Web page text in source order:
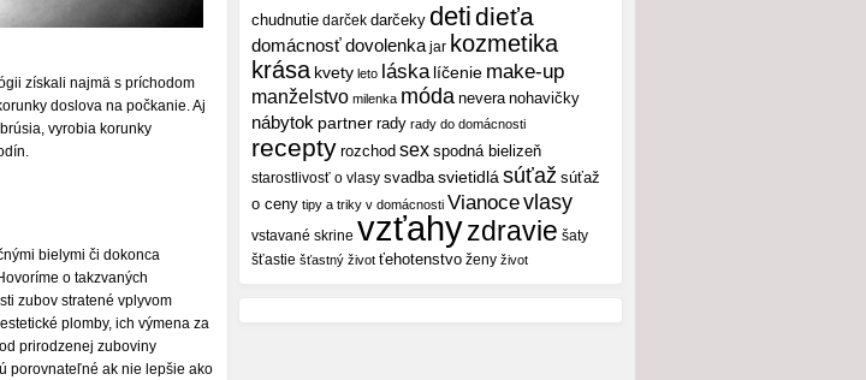
získali najmä s príchodom
doslova na počkanie. Aj
vyrobia korunky
bielymi či dokonca
o takzvaných
zubov stratené vplyvom
plomby, ich výmena za
prirodzenej zuboviny
porovnateľné ak nie lepšie ako
chudnutie darček darčeky detidieťa
domácnosťdovolenka jar kozmetika
krása kvety leto láska líčenie make-up
manželstvo milenka móda nevera nohavičky
nábytok partner rady rady do domácnosti
recepty rozchod sex spodná bielizeň
starostlivosť o vlasy svadba svietidlá súťaž súťaž
o ceny tipy a triky v domácnosti Vianocevlasy
vstavané skrine vzťahyzdravie šaty
šťastie šťastný život ťehotenstvo ženy život